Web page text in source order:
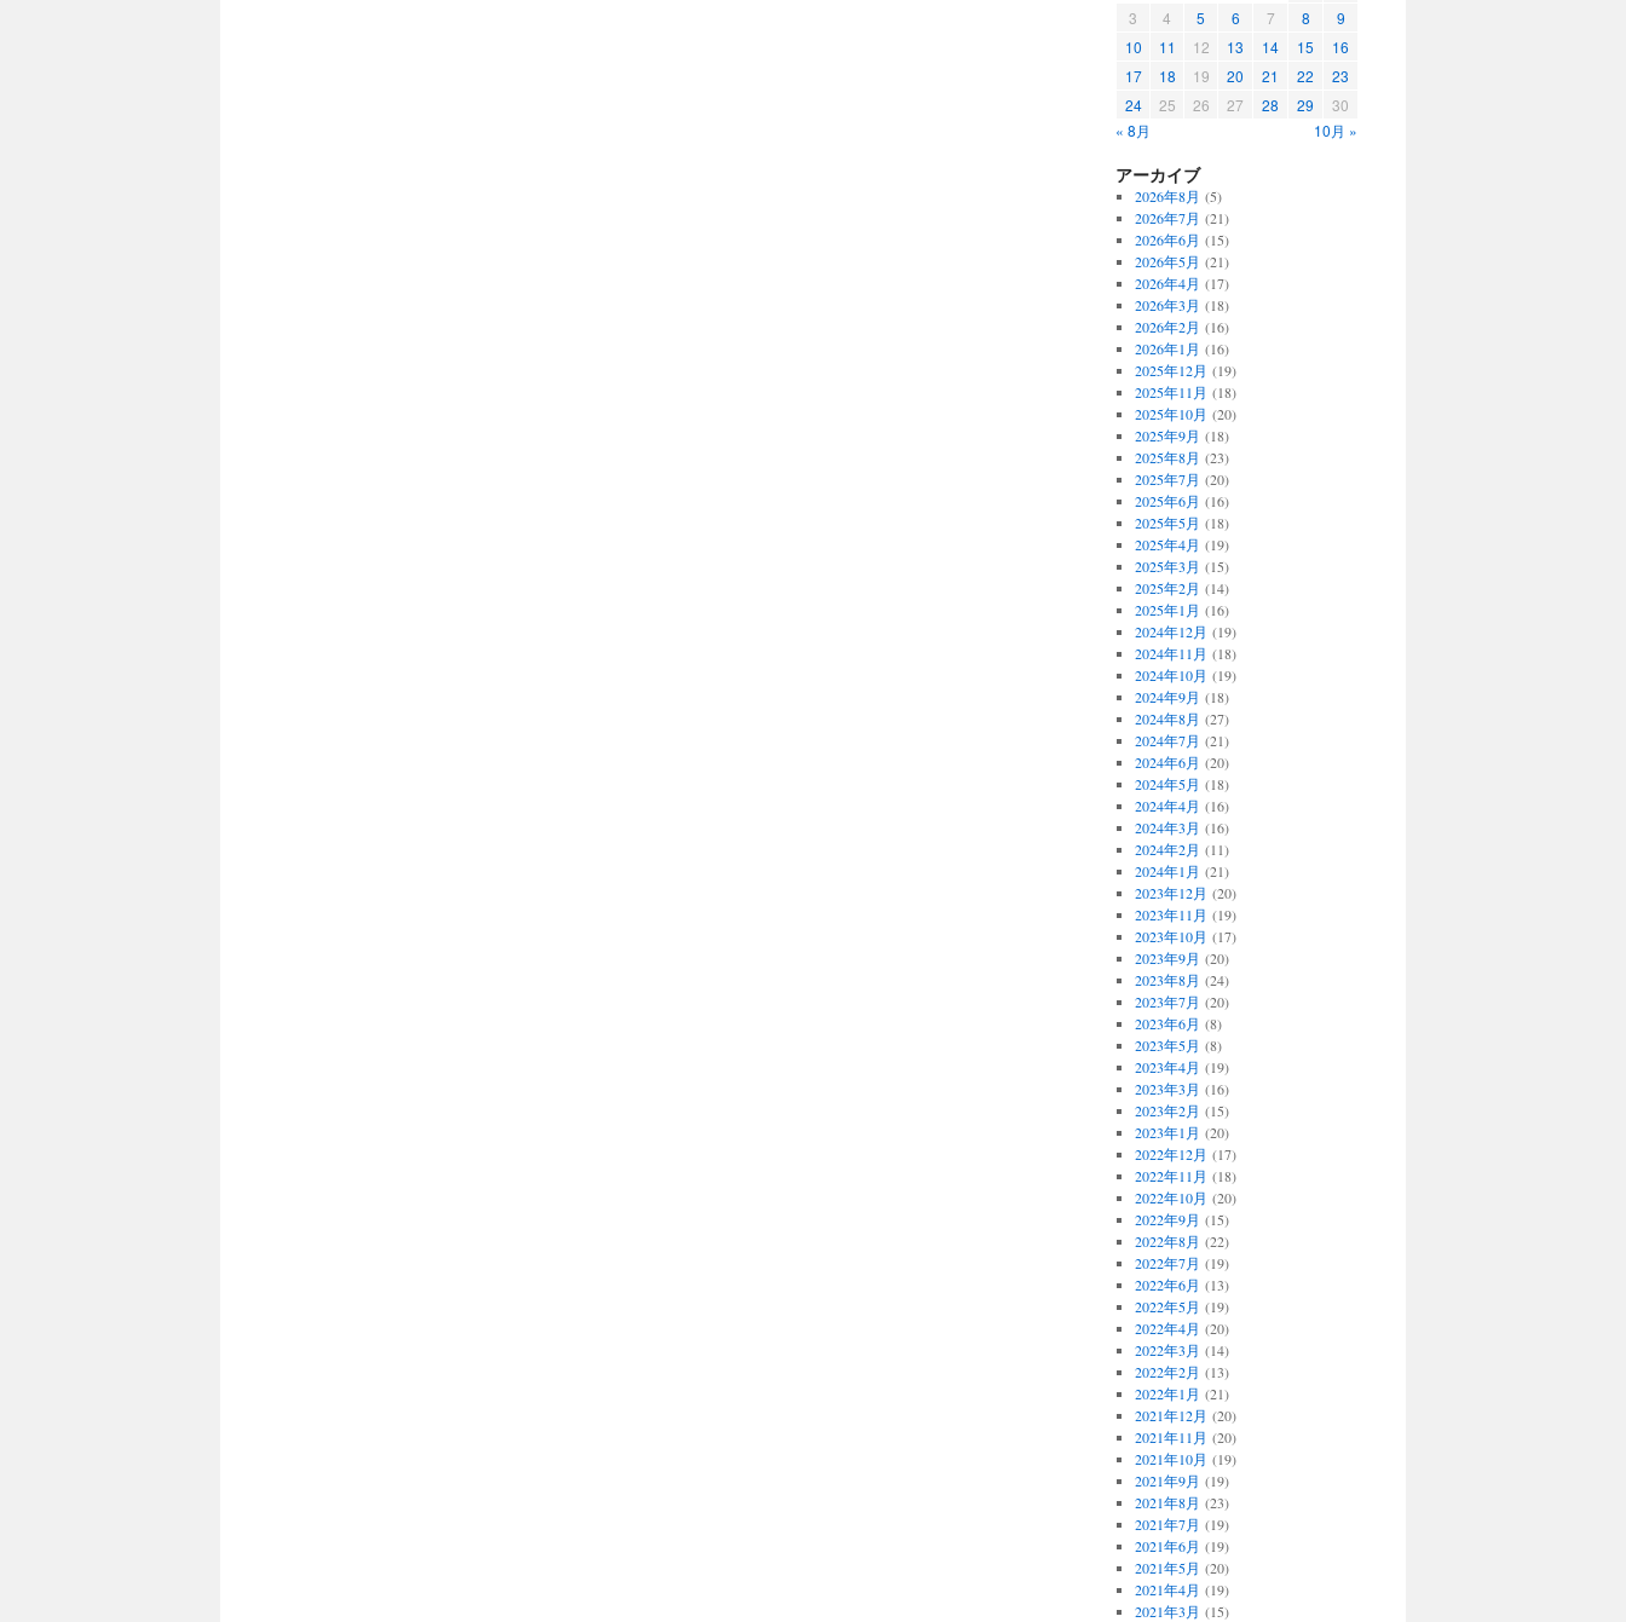
3
4 5 6 7 8
9
10
11 12 13 14 15
16
17
18 19 20 21 22
23
24
25 26 27 28 29
30
« 8月
10月 »
アーカイブ
2026年8月 (5)
2026年7月 (21)
2026年6月 (15)
2026年5月 (21)
2026年4月 (17)
2026年3月 (18)
2026年2月 (16)
2026年1月 (16)
2025年12月 (19)
2025年11月 (18)
2025年10月 (20)
2025年9月 (18)
2025年8月 (23)
2025年7月 (20)
2025年6月 (16)
2025年5月 (18)
2025年4月 (19)
2025年3月 (15)
2025年2月 (14)
2025年1月 (16)
2024年12月 (19)
2024年11月 (18)
2024年10月 (19)
2024年9月 (18)
2024年8月 (27)
2024年7月 (21)
2024年6月 (20)
2024年5月 (18)
2024年4月 (16)
2024年3月 (16)
2024年2月 (11)
2024年1月 (21)
2023年12月 (20)
2023年11月 (19)
2023年10月 (17)
2023年9月 (20)
2023年8月 (24)
2023年7月 (20)
2023年6月 (8)
2023年5月 (8)
2023年4月 (19)
2023年3月 (16)
2023年2月 (15)
2023年1月 (20)
2022年12月 (17)
2022年11月 (18)
2022年10月 (20)
2022年9月 (15)
2022年8月 (22)
2022年7月 (19)
2022年6月 (13)
2022年5月 (19)
2022年4月 (20)
2022年3月 (14)
2022年2月 (13)
2022年1月 (21)
2021年12月 (20)
2021年11月 (20)
2021年10月 (19)
2021年9月 (19)
2021年8月 (23)
2021年7月 (19)
2021年6月 (19)
2021年5月 (20)
2021年4月 (19)
2021年3月 (15)